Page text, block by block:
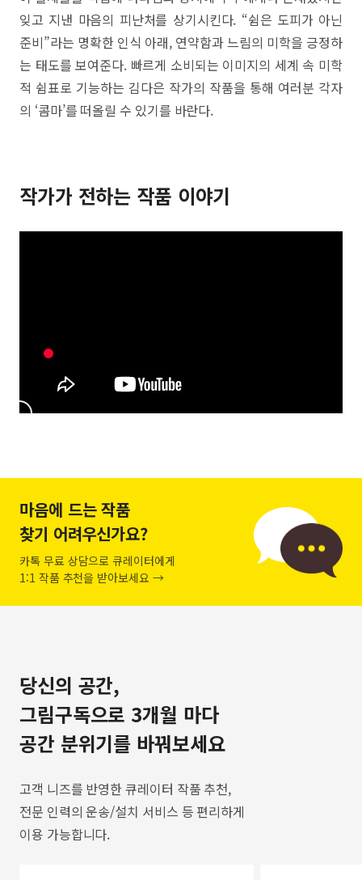
잊고 지낸 마음의 피난처를 상기시킨다. “쉼은 도피가 아닌
준비”라는 명확한 인식 아래, 연약함과 느림의 미학을 긍정하
는 태도를 보여준다. 빠르게 소비되는 이미지의 세계 속 미학
적 쉼표로 기능하는 김다은 작가의 작품을 통해 여러분 각자
의 ‘콤마’를 떠올릴 수 있기를 바란다.
작가가 전하는 작품 이야기
마음에 드는 작품
찾기 어려우신가요?
카톡 무료 상담으로 큐레이터에게
1:1 작품 추천을 받아보세요 →
당신의 공간,
그림구독으로 3개월 마다
공간 분위기를 바꿔보세요
고객 니즈를 반영한 큐레이터 작품 추천,
전문 인력의 운송/설치 서비스 등 편리하게
이용 가능합니다.